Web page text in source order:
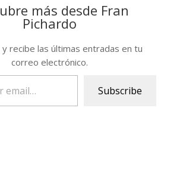
más desde Fran
Pichardo
recibe las últimas entradas en tu
correo electrónico.
Subscribe